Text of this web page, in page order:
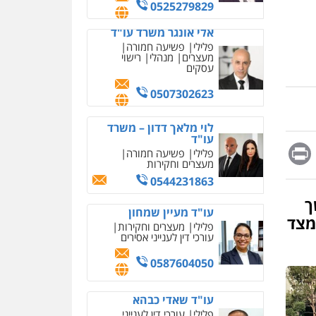
Message
Print
0525279829
אלי אונגר משרד עו"ד
פלילי פשיעה חמורה
מעצרים מנהלי רישוי
עסקים
0507302623
לוי מלאך דדון – משרד
עו"ד
פלילי פשיעה חמורה
מעצרים וחקירות
0544231863
עו"ד מעיין שמחון
פלילי מעצרים וחקירות
עורכי דין לענייני אסירים
0587604050
עו"ד שאדי כבהא
מחיקת כתבות מגוגל
ודחיקת אזכורים שליליים
שירותים מקצועיים לעורכי
דין
0522508109
אחסון אתרים
מהירות הגנה גיבוי
תמיכה שירותים מקצועיים
לעורכי דין
מרכז התחלה חדשה
אסירים עבירות מין
שירותים מקצועיים לעורכי
דין
0544500346
מאיה בלום, עו"ס,
טיפול ושיקום
טיפול בהתמכרויות
שירותים מקצועיים לעורכי
דין